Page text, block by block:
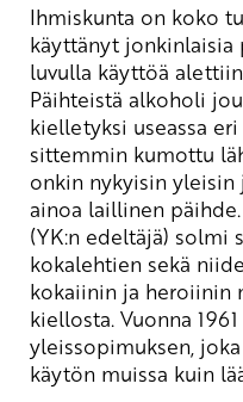
Ihmiskunta on koko
käyttänyt jonkinlaisia
luvulla käyttöä
Päihteistä alkoholi
kielletyksi useassa
sittemmin kumottu
onkin nykyisin yleisin
ainoa laillinen
(YK:n edeltäjä) solmi
kokalehtien sekä
kokaiinin ja heroiinin
kiellosta. Vuonna
yleissopimuksen,
käytön muissa kuin